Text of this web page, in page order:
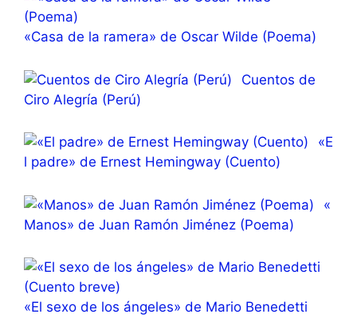
«Casa de la ramera» de Oscar Wilde (Poema)
Cuentos de
Ciro Alegría (Perú)
«E
l padre» de Ernest Hemingway (Cuento)
«
Manos» de Juan Ramón Jiménez (Poema)
«El sexo de los ángeles» de Mario Benedetti